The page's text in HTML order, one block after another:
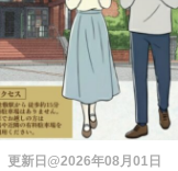
更新日@2026年08月01日